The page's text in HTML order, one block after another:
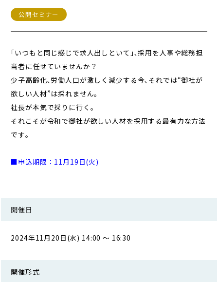
公開セミナー
｢いつもと同じ感じで求人出しといて｣､採用を人事や総務担
当者に任せていませんか？
少子高齢化､労働人口が激しく減少する今､それでは“御社が
欲しい人材”は採れません｡
社長が本気で採りに行く｡
それこそが令和で御社が欲しい人材を採用する最有力な方法
です｡
■申込期限：11月19日(火)
開催日
2024年11月20日(水) 14:00 ～ 16:30
開催形式